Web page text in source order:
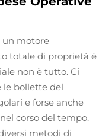
un motore
totale di proprietà è
non è tutto. Ci
le bollette del
e forse anche
corso del tempo.
metodi di